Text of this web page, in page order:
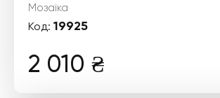
Мозаїка
Код: 19925
2 010 ₴